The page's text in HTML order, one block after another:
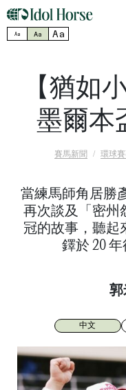
Aa Aa Aa
【猶如
墨爾本
賽馬新聞 環球
當練馬師角居勝
再次談及「密州
冠的故事，聽起
鐸於 20
郭
中文